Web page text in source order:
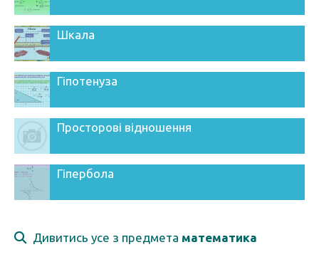
Шкала
Гіпотенуза
Просторові відношення
Гіпербола
Дивитись усе з предмета математика